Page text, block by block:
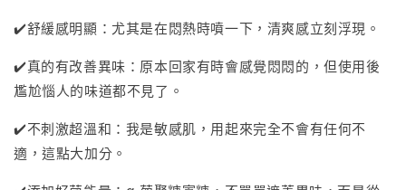
✔️舒緩感明顯：尤其是在悶熱時噴一下，清爽感立刻浮現。
✔️真的有改善異味：原本回家有時會感覺悶悶的，但使用後
尷尬惱人的味道都不見了。
✔️不刺激超溫和：我是敏感肌，用起來完全不會有任何不
適，這點大加分。